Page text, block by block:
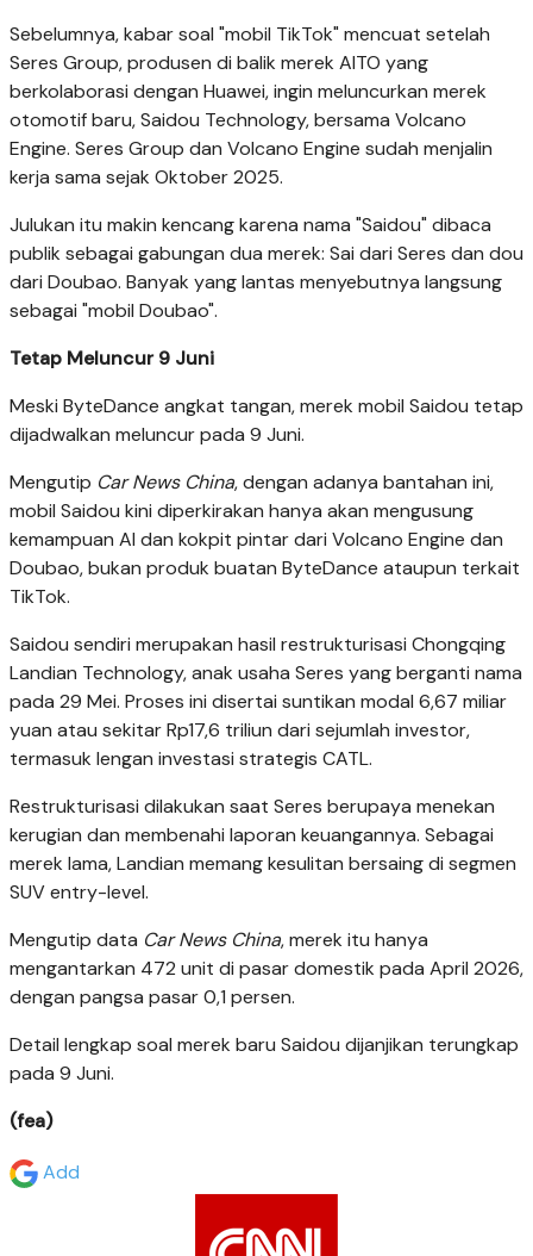
Sebelumnya, kabar soal "mobil TikTok" mencuat setelah
Seres Group, produsen di balik merek AITO yang
berkolaborasi dengan Huawei, ingin meluncurkan merek
otomotif baru, Saidou Technology, bersama Volcano
Engine. Seres Group dan Volcano Engine sudah menjalin
kerja sama sejak Oktober 2025.
Julukan itu makin kencang karena nama "Saidou" dibaca
publik sebagai gabungan dua merek: Sai dari Seres dan dou
dari Doubao. Banyak yang lantas menyebutnya langsung
sebagai "mobil Doubao".
Tetap Meluncur 9 Juni
Meski ByteDance angkat tangan, merek mobil Saidou tetap
dijadwalkan meluncur pada 9 Juni.
Mengutip Car News China, dengan adanya bantahan ini,
mobil Saidou kini diperkirakan hanya akan mengusung
kemampuan AI dan kokpit pintar dari Volcano Engine dan
Doubao, bukan produk buatan ByteDance ataupun terkait
TikTok.
Saidou sendiri merupakan hasil restrukturisasi Chongqing
Landian Technology, anak usaha Seres yang berganti nama
pada 29 Mei. Proses ini disertai suntikan modal 6,67 miliar
yuan atau sekitar Rp17,6 triliun dari sejumlah investor,
termasuk lengan investasi strategis CATL.
Restrukturisasi dilakukan saat Seres berupaya menekan
kerugian dan membenahi laporan keuangannya. Sebagai
merek lama, Landian memang kesulitan bersaing di segmen
SUV entry-level.
Mengutip data Car News China, merek itu hanya
mengantarkan 472 unit di pasar domestik pada April 2026,
dengan pangsa pasar 0,1 persen.
Detail lengkap soal merek baru Saidou dijanjikan terungkap
pada 9 Juni.
(fea)
Add